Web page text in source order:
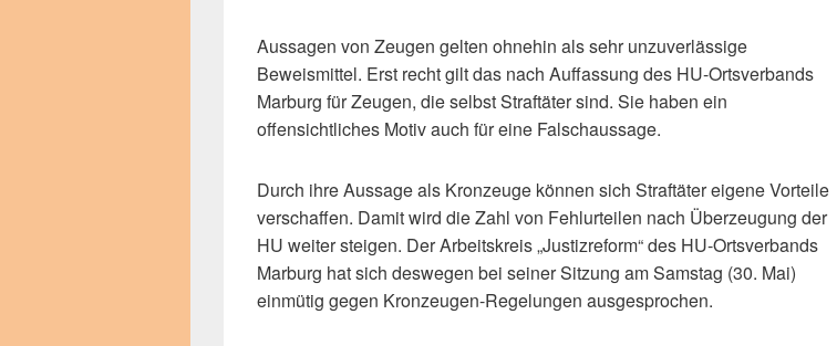
Aussagen von Zeugen gelten ohnehin als sehr unzuverlässige
Beweismittel. Erst recht gilt das nach Auffassung des HU-Ortsverbands
Marburg für Zeugen, die selbst Straftäter sind. Sie haben ein
offensichtliches Motiv auch für eine Falschaussage.
Durch ihre Aussage als Kronzeuge können sich Straftäter eigene Vorteile
verschaffen. Damit wird die Zahl von Fehlurteilen nach Überzeugung der
HU weiter steigen. Der Arbeitskreis „Justizreform“ des HU-Ortsverbands
Marburg hat sich deswegen bei seiner Sitzung am Samstag (30. Mai)
einmütig gegen Kronzeugen-Regelungen ausgesprochen.